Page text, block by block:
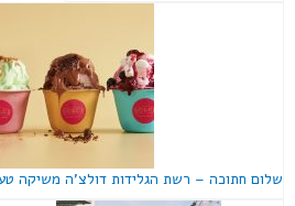
שלום חתוכה – רשת הגלידות דולצ'ה משיקה